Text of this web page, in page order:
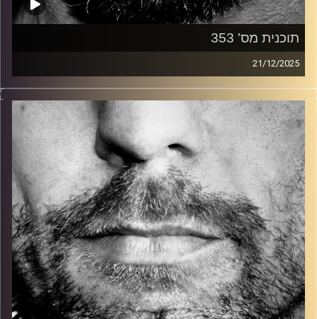
תוכנית מס' 353
21/12/2025
זיפים, מוזיקה מחוספסת של הופעות חיות. הרבה ג'אם, רוק,
בלוז, bluegrass, ג'אז, Fאנק, פרוגרסיב ואפילו אלקטרוניקה.
כל מה שחי, אמיתי ונושם.
עם שמוליק רגב.
קרדיט תמונות: David Goehring